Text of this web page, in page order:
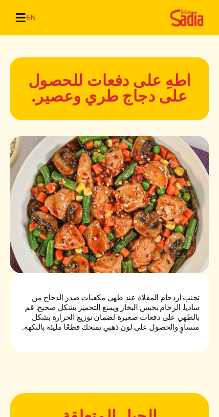
EN
اطهِ على دفعات للحصول
على دجاج طري وعصير.
تجنب ازدحام المقلاة عند طهي مكعبات صدر الدجاج من
ساديا. الزحام يحبس البخار ويمنع التحمير بشكل صحيح. قم
بالطهي على دفعات صغيرة لضمان توزيع الحرارة بشكل
متساوٍ والحصول على لون ذهبي يمنحك قطعًا مليئة بالنكهة.